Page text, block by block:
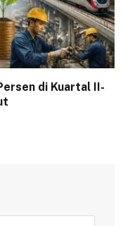
di Kuartal II-